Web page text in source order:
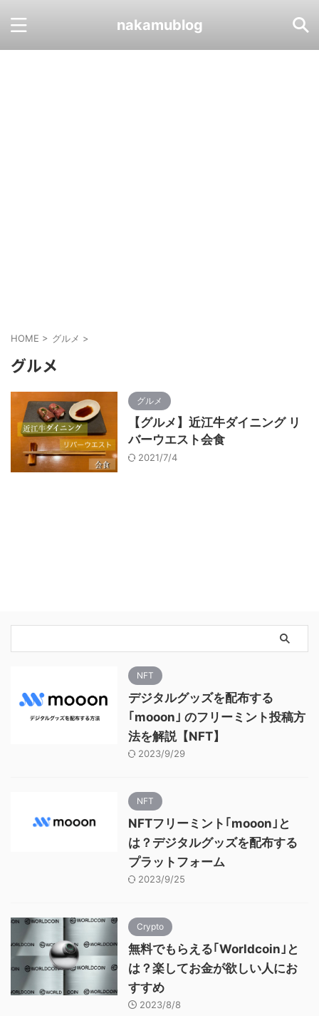
nakamublog
HOME > グルメ >
グルメ
グルメ
【グルメ】近江牛ダイニング リ
バーウエスト会食
2021/7/4
NFT
デジタルグッズを配布する
｢mooon｣ のフリーミント投稿方
法を解説【NFT】
2023/9/29
NFT
NFTフリーミント｢mooon｣と
は？デジタルグッズを配布する
プラットフォーム
2023/9/25
Crypto
無料でもらえる｢Worldcoin｣と
は？楽してお金が欲しい人にお
すすめ
2023/8/8